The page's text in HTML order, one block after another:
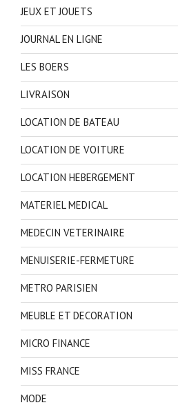
JEUX ET JOUETS
JOURNAL EN LIGNE
LES BOERS
LIVRAISON
LOCATION DE BATEAU
LOCATION DE VOITURE
LOCATION HEBERGEMENT
MATERIEL MEDICAL
MEDECIN VETERINAIRE
MENUISERIE-FERMETURE
METRO PARISIEN
MEUBLE ET DECORATION
MICRO FINANCE
MISS FRANCE
MODE